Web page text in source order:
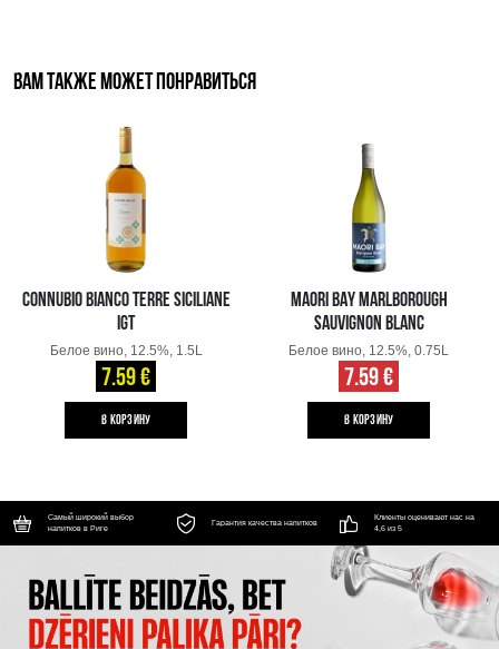
ВАМ ТАКЖЕ МОЖЕТ ПОНРАВИТЬСЯ
CONNUBIO BIANCO TERRE SICILIANE
IGT
Белое вино, 12.5%, 1.5L
7.59 €
B КОРЗИНУ
MAORI BAY MARLBOROUGH
SAUVIGNON BLANC
Белое вино, 12.5%, 0.75L
7.59 €
B КОРЗИНУ
Самый широкий выбор
напитков в Риге
Гарантия качества напитков
Клиенты оценивают нас на
4,6 из 5